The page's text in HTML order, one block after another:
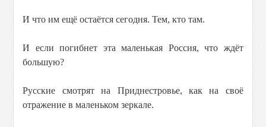
И что им ещё остаётся сегодня. Тем, кто там.
И если погибнет эта маленькая Россия, что ждёт
большую?
Русские смотрят на Приднестровье, как на своё
отражение в маленьком зеркале.